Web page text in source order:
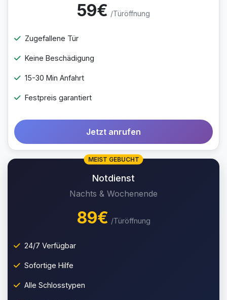
59€ /Türöffnung
Zugefallene Tür
Keine Beschädigung
15-30 Min Anfahrt
Festpreis garantiert
Jetzt anrufen
MEIST GEBUCHT
Notdienst
Nachts & Wochenende
89€ /Türöffnung
24/7 Verfügbar
Sofortige Hilfe
Alle Schlosstypen